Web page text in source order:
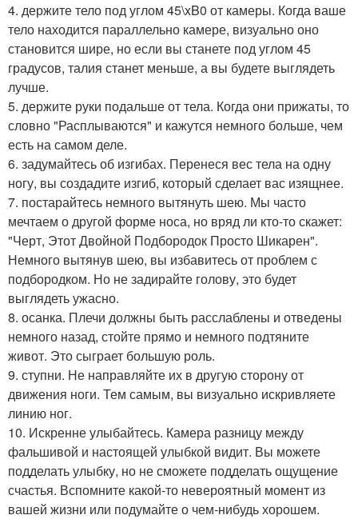
4. держите тело под углом 45\xB0 от камеры. Когда ваше
тело находится параллельно камере, визуально оно
становится шире, но если вы станете под углом 45
градусов, талия станет меньше, а вы будете выглядеть
лучше.
5. держите руки подальше от тела. Когда они прижаты, то
словно "Расплываются" и кажутся немного больше, чем
есть на самом деле.
6. задумайтесь об изгибах. Перенеся вес тела на одну
ногу, вы создадите изгиб, который сделает вас изящнее.
7. постарайтесь немного вытянуть шею. Мы часто
мечтаем о другой форме носа, но вряд ли кто-то скажет:
"Черт, Этот Двойной Подбородок Просто Шикарен".
Немного вытянув шею, вы избавитесь от проблем с
подбородком. Но не задирайте голову, это будет
выглядеть ужасно.
8. осанка. Плечи должны быть расслаблены и отведены
немного назад, стойте прямо и немного подтяните
живот. Это сыграет большую роль.
9. ступни. Не направляйте их в другую сторону от
движения ноги. Тем самым, вы визуально искривляете
линию ног.
10. Искренне улыбайтесь. Камера разницу между
фальшивой и настоящей улыбкой видит. Вы можете
подделать улыбку, но не сможете подделать ощущение
счастья. Вспомните какой-то невероятный момент из
вашей жизни или подумайте о чем-нибудь хорошем.